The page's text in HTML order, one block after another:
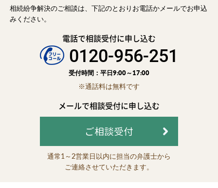
相続紛争解決のご相談は、下記のとおりお電話かメールでお申込
みください。
電話で相談受付に申し込む
0120-956-251
受付時間：平日9:00～17:00
※通話料は無料です
メールで相談受付に申し込む
ご相談受付
通常1～2営業日以内に担当の弁護士から
ご連絡させていただきます。